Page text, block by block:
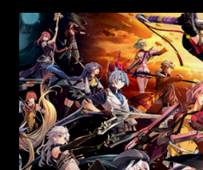
USCITE
DEL
2020